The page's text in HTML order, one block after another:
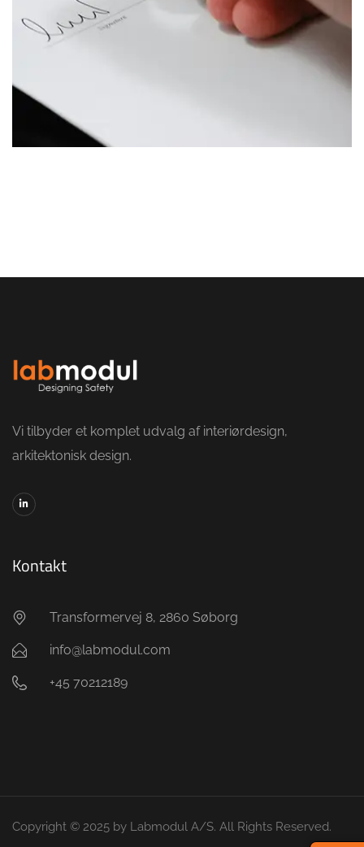
Vi tilbyder et komplet udvalg af interiørdesign,
arkitektonisk design.
Kontakt
Transformervej 8, 2860 Søborg
info@labmodul.com
+45 70212189
Copyright © 2025 by Labmodul A/S. All Rights Reserved.